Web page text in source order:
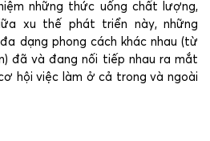
những thức uống chất lượng,
xu thế phát triển này, những
dạng phong cách khác nhau (từ
đã và đang nối tiếp nhau ra mắt
hội việc làm ở cả trong và ngoài